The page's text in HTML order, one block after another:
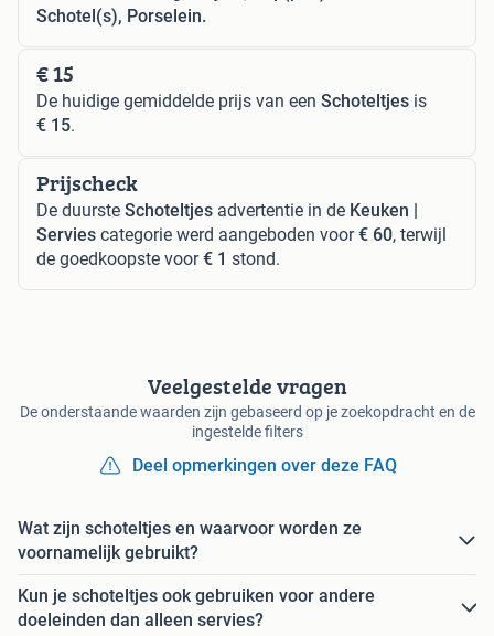
Schotel(s), Porselein.
€ 15
De huidige gemiddelde prijs van een Schoteltjes is
€ 15.
Prijscheck
De duurste Schoteltjes advertentie in de Keuken |
Servies categorie werd aangeboden voor€ 60, terwijl
de goedkoopste voor€ 1 stond.
Veelgestelde vragen
De onderstaande waarden zijn gebaseerd op je zoekopdracht en de
ingestelde filters
Deel opmerkingen over deze FAQ
Wat zijn schoteltjes en waarvoor worden ze
voornamelijk gebruikt?
Kun je schoteltjes ook gebruiken voor andere
doeleinden dan alleen servies?